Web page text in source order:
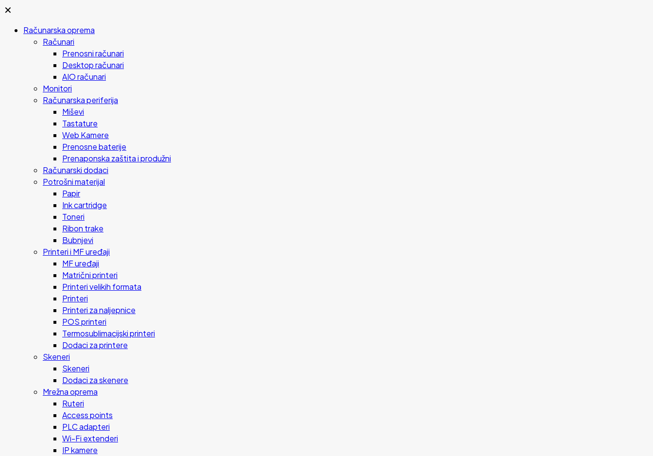
✕
Računarska oprema
Računari
Prenosni računari
Desktop računari
AIO računari
Monitori
Računarska periferija
Miševi
Tastature
Web Kamere
Prenosne baterije
Prenaponska zaštita i produžni
Računarski dodaci
Potrošni materijal
Papir
Ink cartridge
Toneri
Ribon trake
Bubnjevi
Printeri i MF uređaji
MF uređaji
Matrični printeri
Printeri velikih formata
Printeri
Printeri za naljepnice
POS printeri
Termosublimacijski printeri
Dodaci za printere
Skeneri
Skeneri
Dodaci za skenere
Mrežna oprema
Ruteri
Access points
PLC adapteri
Wi-Fi extenderi
IP kamere